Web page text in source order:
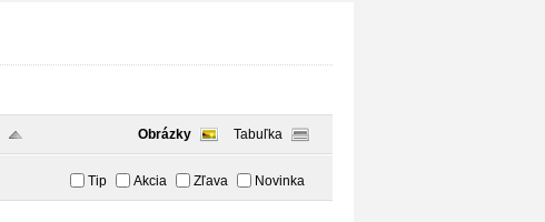
Obrázky Tabuľka
Tip Akcia Zľava Novinka